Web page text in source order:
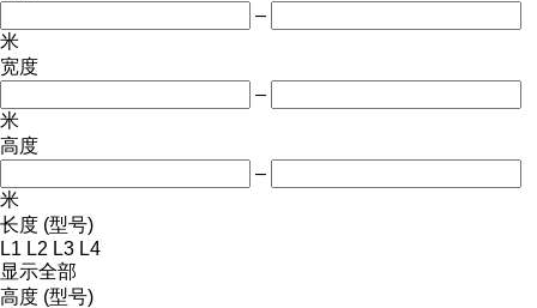
–
米
宽度
–
米
高度
–
米
长度 (型号)
L1 L2 L3 L4
显示全部
高度 (型号)